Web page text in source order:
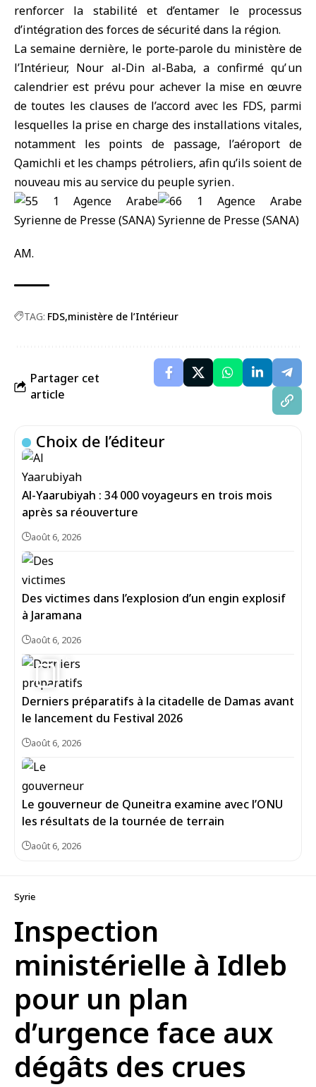
renforcer la stabilité et d’entamer le processus
d’intégration des forces de sécurité dans la région.
La semaine dernière, le porte‑parole du ministère de
l’Intérieur, Nour al-Din al-Baba, a confirmé qu’ un
calendrier est prévu pour achever la mise en œuvre
de toutes les clauses de l’accord avec les FDS, parmi
lesquelles la prise en charge des installations vitales,
notamment les points de passage, l’aéroport de
Qamichli et les champs pétroliers, afin qu’ils soient de
nouveau mis au service du peuple syrien .
AM.
TAG: FDS ministère de l’Intérieur
Partager cet
article
Choix de l’éditeur
Al-Yaarubiyah : 34 000 voyageurs en trois mois
après sa réouverture
août 6, 2026
Des victimes dans l’explosion d’un engin explosif
à Jaramana
août 6, 2026
5
Derniers préparatifs à la citadelle de Damas avant
le lancement du Festival 2026
août 6, 2026
Le gouverneur de Quneitra examine avec l’ONU
les résultats de la tournée de terrain
août 6, 2026
Syrie
Inspection
ministérielle à Idleb
pour un plan
d’urgence face aux
dégâts des crues